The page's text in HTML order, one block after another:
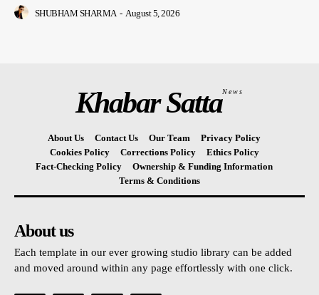
SHUBHAM SHARMA - August 5, 2026
Khabar SattaNews
About Us Contact Us Our Team
Privacy Policy
Cookies Policy
Corrections Policy
Ethics Policy
Fact-Checking Policy
Ownership & Funding Information
Terms & Conditions
About us
Each template in our ever growing studio library can be added
and moved around within any page effortlessly with one click.